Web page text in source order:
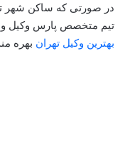
در صورتی که ساکن شهر
تیم متخصص پارس وکیل
بهترین وکیل تهران بهره